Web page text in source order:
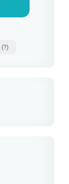
(?)